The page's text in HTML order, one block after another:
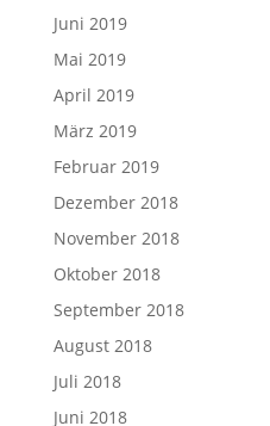
Juni 2019
Mai 2019
April 2019
März 2019
Februar 2019
Dezember 2018
November 2018
Oktober 2018
September 2018
August 2018
Juli 2018
Juni 2018